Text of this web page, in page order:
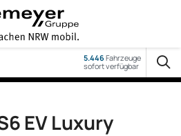
5.446Fahrzeuge
sofort verfügbar
EV Luxury